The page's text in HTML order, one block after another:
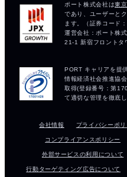
会社情報 プライバシーポリ
コンプライアンスポリシー
外部サービスの利用について
行動ターゲティング広告について